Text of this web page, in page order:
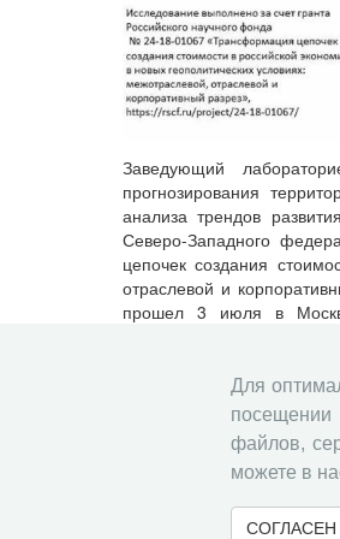
Заведующий
прогнозирования
анализа трендов
Северо-Западного
цепочек создания
отраслевой и
прошел 3 июля в
Председатель
Всероссийском
обществ (г.
Участие в
Для
посещении
файлов,
можете в
СОГЛАСЕН